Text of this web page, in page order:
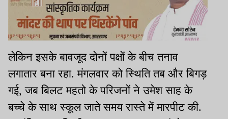
लेकिन इसके बावजूद दोनों पक्षों के बीच तनाव
लगातार बना रहा. मंगलवार को स्थिति तब और बिगड़
गई, जब बिलट महतो के परिजनों ने उमेश साह के
बच्चे के साथ स्कूल जाते समय रास्ते में मारपीट की.